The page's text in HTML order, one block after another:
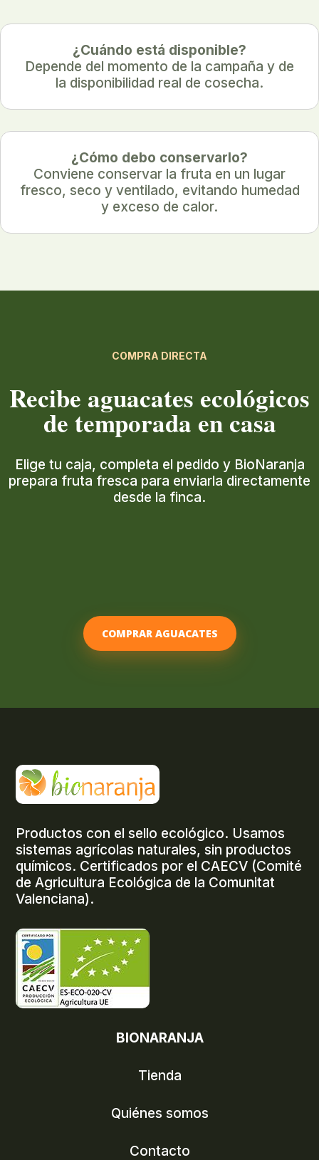
¿Cuándo está disponible?
Depende del momento de la campaña y de
la disponibilidad real de cosecha.
¿Cómo debo conservarlo?
Conviene conservar la fruta en un lugar
fresco, seco y ventilado, evitando humedad
y exceso de calor.
COMPRA DIRECTA
Recibe aguacates ecológicos
de temporada en casa
Elige tu caja, completa el pedido y BioNaranja
prepara fruta fresca para enviarla directamente
desde la finca.
COMPRAR AGUACATES
Productos con el sello ecológico. Usamos
sistemas agrícolas naturales, sin productos
químicos. Certificados por el CAECV (Comité
de Agricultura Ecológica de la Comunitat
Valenciana).
BIONARANJA
Tienda
Quiénes somos
Contacto